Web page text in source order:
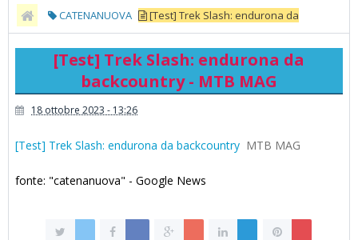
CATENANUOVA [Test] Trek Slash: endurona da
backcountry - MTB MAG
[Test] Trek Slash: endurona da
backcountry - MTB MAG
18 ottobre 2023 - 13:26
[Test] Trek Slash: endurona da backcountry MTB MAG
fonte: "catenanuova" - Google News